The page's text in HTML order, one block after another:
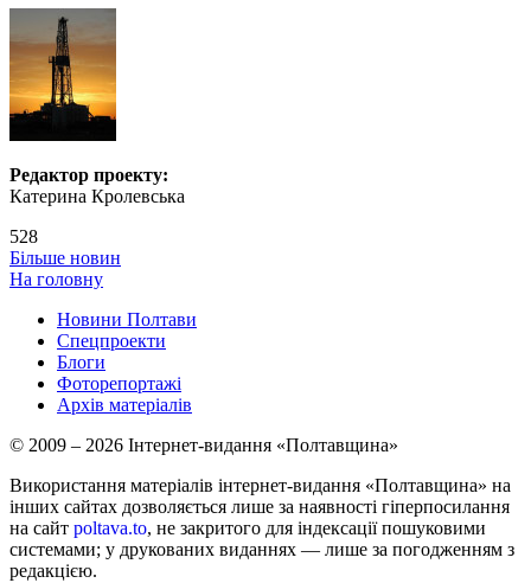
Редактор проекту:
Катерина Кролевська
528
Більше новин
На головну
Новини Полтави
Спецпроекти
Блоги
Фоторепортажі
Архів матеріалів
© 2009 – 2026 Інтернет-видання «Полтавщина»
Використання матеріалів інтернет-видання «Полтавщина» на
інших сайтах дозволяється лише за наявності гіперпосилання
на сайт poltava.to, не закритого для індексації пошуковими
системами; у друкованих виданнях — лише за погодженням з
редакцією.